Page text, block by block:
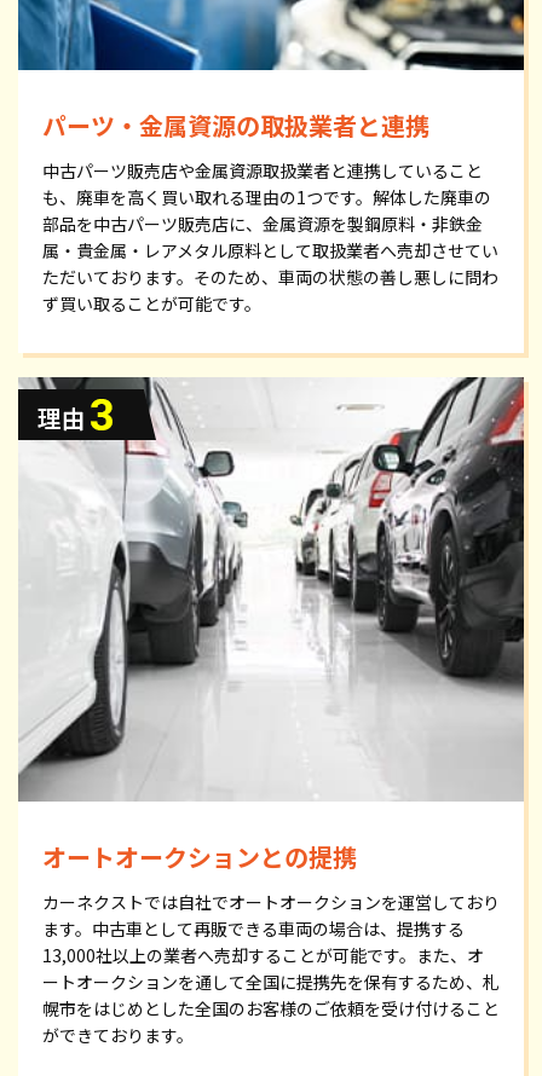
パーツ・金属資源の取扱業者と連携
中古パーツ販売店や金属資源取扱業者と連携していること
も、廃車を高く買い取れる理由の1つです。解体した廃車の
部品を中古パーツ販売店に、金属資源を製鋼原料・非鉄金
属・貴金属・レアメタル原料として取扱業者へ売却させてい
ただいております。そのため、車両の状態の善し悪しに問わ
ず買い取ることが可能です。
オートオークションとの提携
カーネクストでは自社でオートオークションを運営しており
ます。中古車として再販できる車両の場合は、提携する
13,000社以上の業者へ売却することが可能です。また、オ
ートオークションを通して全国に提携先を保有するため、札
幌市をはじめとした全国のお客様のご依頼を受け付けること
ができております。